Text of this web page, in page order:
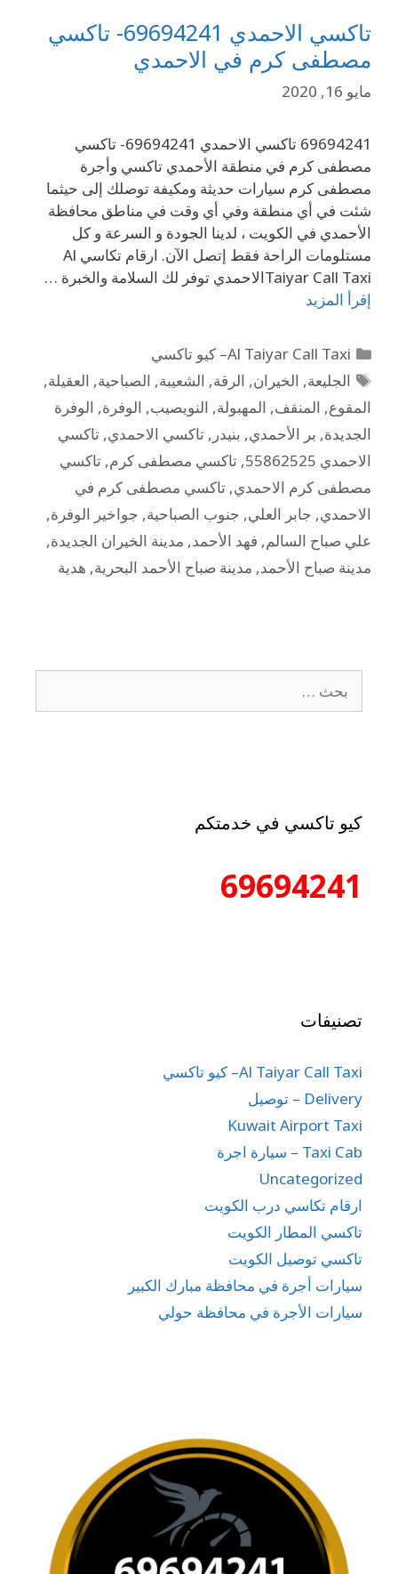
تاكسي الاحمدي 69694241- تاكسي
مصطفى كرم في الاحمدي
مايو 16, 2020
69694241 تاكسي الاحمدي 69694241- تاكسي
مصطفى كرم في منطقة الأحمدي تاكسي وأجرة
مصطفى كرم سيارات حديثة ومكيفة توصلك إلى حيثما
شئت في أي منطقة وفي أي وقت في مناطق محافظة
الأحمدي في الكويت ، لدينا الجودة و السرعة و كل
مستلومات الراحة فقط إتصل الآن. ارقام تكاسي Al
Taiyar Call Taxiالاحمدي توفر لك السلامة والخبرة …
إقرأ المزيد
Al Taiyar Call Taxi– كيو تاكسي
الجليعة, الخيران, الرقة, الشعيبة, الصباحية, العقيلة,
المقوع, المنقف, المهبولة, النويصيب, الوفرة, الوفرة
الجديدة, بر الأحمدي, بنيدر , تاكسي الاحمدي, تاكسي
الاحمدي 55862525
, تاكسي مصطفى كرم, تاكسي
مصطفى كرم الاحمدي, تاكسي مصطفى كرم في
الاحمدي, جابر العلي, جنوب الصباحية, جواخير الوفرة,
علي صباح السالم, فهد الأحمد, مدينة الخيران الجديدة,
مدينة صباح الأحمد, مدينة صباح الأحمد البحرية, هدية
كيو تاكسي في خدمتكم
69694241
تصنيفات
Al Taiyar Call Taxi– كيو تاكسي
Delivery – توصيل
Kuwait Airport Taxi
Taxi Cab – سيارة اجرة
Uncategorized
ارقام تكاسي درب الكويت
تاكسي المطار الكويت
تاكسي توصيل الكويت
سيارات أجرة في محافظة مبارك الكبير
سيارات الأجرة في محافظة حولي